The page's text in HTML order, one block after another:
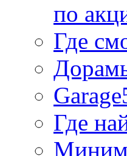
по
Где
Где